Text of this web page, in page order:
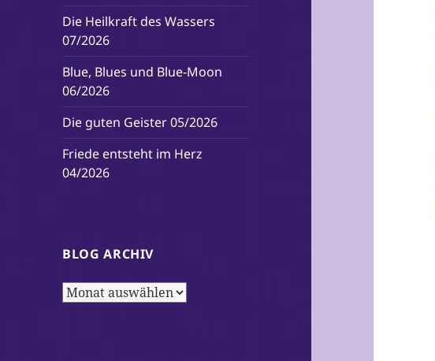
Die Heilkraft des Wassers
07/2026
Blue, Blues und Blue-Moon
06/2026
Die guten Geister 05/2026
Friede entsteht im Herz
04/2026
BLOG ARCHIV
Blog